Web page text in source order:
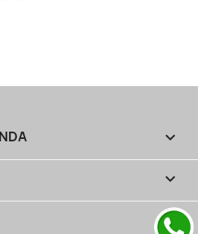
keyboard_arrow_down

